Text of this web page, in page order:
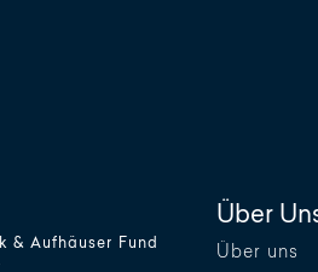
& Aufhäuser Fund
Über
Über uns